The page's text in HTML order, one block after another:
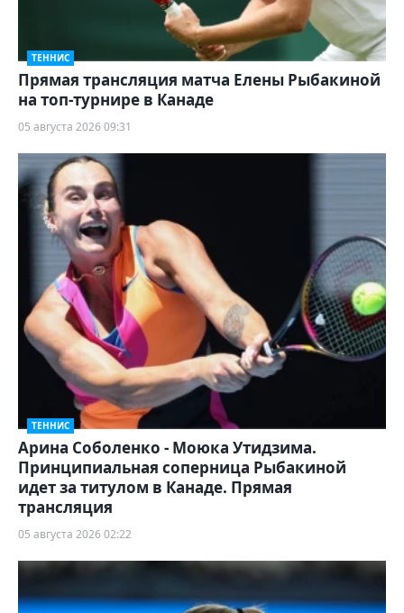
ТЕННИС
Прямая трансляция матча Елены Рыбакиной
на топ-турнире в Канаде
05 августа 2026 09:31
ТЕННИС
Арина Соболенко - Моюка Утидзима.
Принципиальная соперница Рыбакиной
идет за титулом в Канаде. Прямая
трансляция
05 августа 2026 02:22